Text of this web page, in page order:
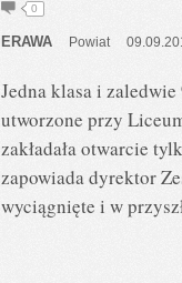
0
ERAWA Powiat
Jedna klasa i
utworzone przy
zakładała otwarcie
zapowiada dyrektor
wyciągnięte i w